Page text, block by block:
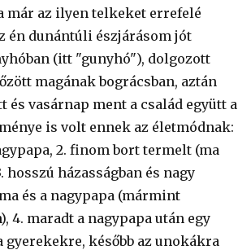
már az ilyen telkeket errefelé
én dunántúli észjárásom jót
(itt "gunyhó"), dolgozott
magának bográcsban, aztán
vasárnap ment a család együtt a
is volt ennek az életmódnak:
2. finom bort termelt (ma
házasságban és nagy
és a nagypapa (mármint
4. maradt a nagypapa után egy
később az unokákra